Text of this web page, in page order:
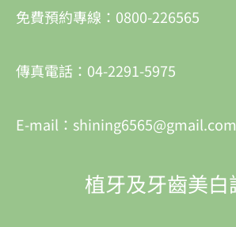
免費預約專線：0800-226565
傳真電話：04-2291-5975
E-mail：shining6565@gmail.com
植牙及牙齒美白